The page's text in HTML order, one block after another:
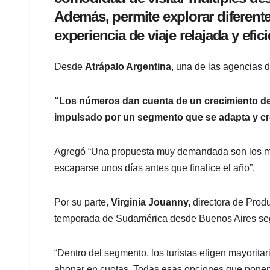
Además, permite explorar
experiencia de viaje relajada y
Desde Atrápalo Argentina, una de las agencias
“Los números dan cuenta de un crecimiento
impulsado por un segmento que se adapta y
Agregó “Una propuesta muy demandada son los
escaparse unos días antes que finalice el año”.
Por su parte, Virginia Jouanny, directora de
temporada de Sudamérica desde Buenos Aires
“Dentro del segmento, los turistas eligen